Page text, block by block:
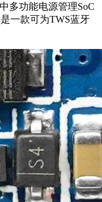
多功能电源管理SoC
一款可为TWS蓝牙